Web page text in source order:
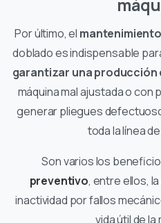
Por último, el mantenimiento
doblado es indispensable
garantizar una producción
máquina mal ajustada o
generar pliegues
toda la línea
Son varios los
preventivo, entre ellos,
inactividad por fallos
vida útil de la